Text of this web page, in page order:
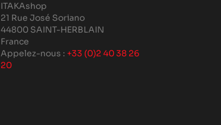
ITAKAshop
21 Rue José Soriano
44800 SAINT-HERBLAIN
France
Appelez-nous : +33 (0)2 40 38 26
20